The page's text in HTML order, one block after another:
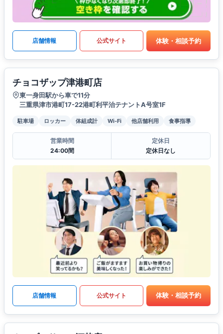
店舗情報 公式サイト 体験・相談予約
チョコザップ津港町店
東一身田駅から車で11分
三重県津市港町17-22港町利平治テナントA号室1F
駐車場 ロッカー 体組成計 Wi-Fi 他店舗利用 食事指導
営業時間
24:00間
定休日
定休日なし
店舗情報 公式サイト 体験・相談予約